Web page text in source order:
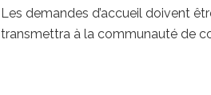
Les demandes d’accueil doivent
transmettra à la communauté de